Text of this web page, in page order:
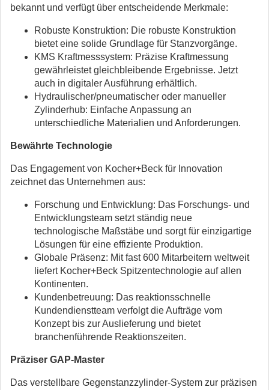
bekannt und verfügt über entscheidende Merkmale:
Robuste Konstruktion: Die robuste Konstruktion
bietet eine solide Grundlage für Stanzvorgänge.
KMS Kraftmesssystem: Präzise Kraftmessung
gewährleistet gleichbleibende Ergebnisse. Jetzt
auch in digitaler Ausführung erhältlich.
Hydraulischer/pneumatischer oder manueller
Zylinderhub: Einfache Anpassung an
unterschiedliche Materialien und Anforderungen.
Bewährte Technologie
Das Engagement von Kocher+Beck für Innovation
zeichnet das Unternehmen aus:
Forschung und Entwicklung: Das Forschungs- und
Entwicklungsteam setzt ständig neue
technologische Maßstäbe und sorgt für einzigartige
Lösungen für eine effiziente Produktion.
Globale Präsenz: Mit fast 600 Mitarbeitern weltweit
liefert Kocher+Beck Spitzentechnologie auf allen
Kontinenten.
Kundenbetreuung: Das reaktionsschnelle
Kundendienstteam verfolgt die Aufträge vom
Konzept bis zur Auslieferung und bietet
branchenführende Reaktionszeiten.
Präziser GAP-Master
Das verstellbare Gegenstanzzylinder-System zur präzisen